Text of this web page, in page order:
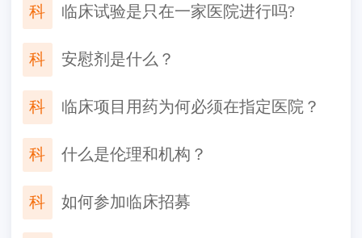
科 临床试验是只在一家医院进行吗?
科 安慰剂是什么？
科 临床项目用药为何必须在指定医院？
科 什么是伦理和机构？
科 如何参加临床招募